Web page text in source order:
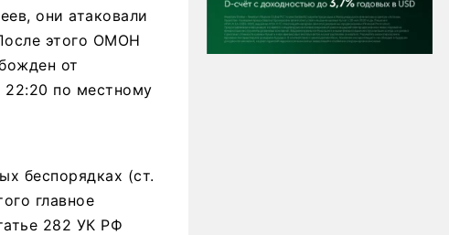
они атаковали
этого ОМОН
от
22:20 по местному
беспорядках (ст.
главное
282 УК РФ